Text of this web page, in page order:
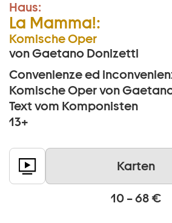
Haus:
La Mamma!:
Komische Oper
von Gaetano Donizetti
Convenienze ed
Komische Oper von
Text vom Komponisten
13+
Karten
10 – 68 €